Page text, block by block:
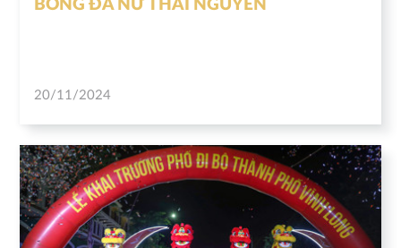
BÓNG ĐÁ NỮ THÁI NGUYÊN
20/11/2024